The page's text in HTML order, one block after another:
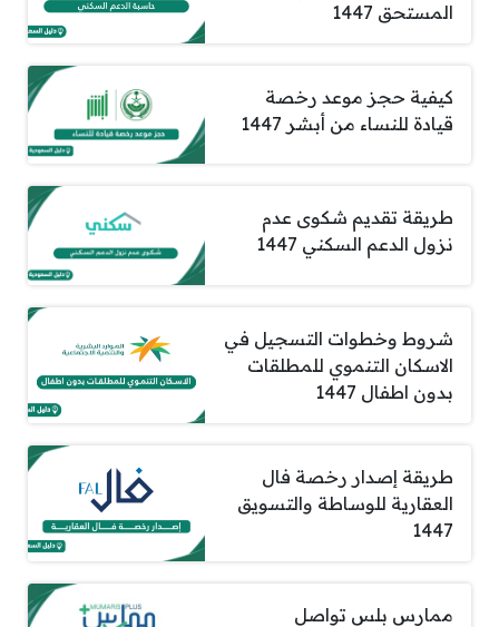
المستحق 1447
كيفية حجز موعد رخصة
قيادة للنساء من أبشر 1447
طريقة تقديم شكوى عدم
نزول الدعم السكني 1447
شروط وخطوات التسجيل في
الاسكان التنموي للمطلقات
بدون اطفال 1447
طريقة إصدار رخصة فال
العقارية للوساطة والتسويق
1447
ممارس بلس تواصل